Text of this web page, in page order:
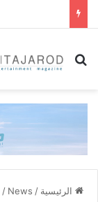
بحث عن
الرئيسية /
News
/